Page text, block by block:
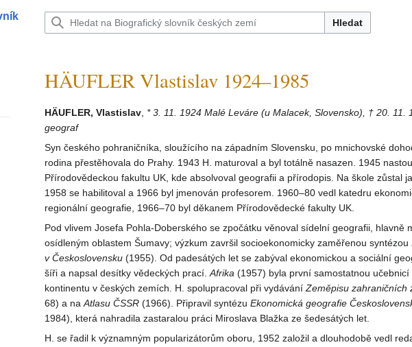
Hledat
HÄUFLER Vlastislav 1924–1985
HÄUFLER, Vlastislav * 3. 11. 1924 Malé Leváre (u Malacek, Slovensko), † 20. 11.
geograf
Syn českého pohraničníka, sloužícího na západním Slovensku, po mnichovské
rodina přestěhovala do Prahy. 1943 H. maturoval a byl totálně nasazen. 1945
Přírodovědeckou fakultu UK, kde absolvoval geografii a přírodopis. Na škole zůstal
1958 se habilitoval a 1966 byl jmenován profesorem. 1960–80 vedl katedru
regionální geografie, 1966–70 byl děkanem Přírodovědecké fakulty UK.
Pod vlivem Josefa Pohla-Doberského se zpočátku věnoval sídelní geografii, hlavně
osídleným oblastem Šumavy; výzkum završil socioekonomicky zaměřenou syntézou
v Československu (1955). Od padesátých let se zabýval ekonomickou a sociální
šíři a napsal desítky vědeckých prací. Afrika (1957) byla první samostatnou učebnicí
kontinentu v českých zemích. H. spolupracoval při vydávání Zeměpisu zahraničních
68) a na Atlasu ČSSR (1966). Připravil syntézu Ekonomická geografie
1984), která nahradila zastaralou práci Miroslava Blažka ze šedesátých let.
H. se řadil k významným popularizátorům oboru, 1952 založil a dlouhodobě vedl